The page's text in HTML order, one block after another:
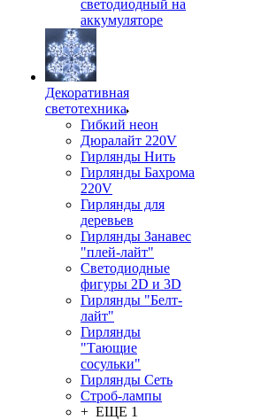
светодиодный на
аккумуляторе
Декоративная
светотехника
Гибкий неон
Дюралайт 220V
Гирлянды Нить
Гирлянды Бахрома
220V
Гирлянды для
деревьев
Гирлянды Занавес
"плей-лайт"
Светодиодные
фигуры 2D и 3D
Гирлянды "Белт-
лайт"
Гирлянды
"Тающие
сосульки"
Гирлянды Сеть
Строб-лампы
+ ЕЩЕ 1